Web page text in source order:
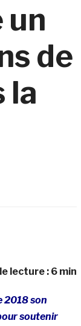
un
de
la
lecture : 6 min
2018 son
soutenir